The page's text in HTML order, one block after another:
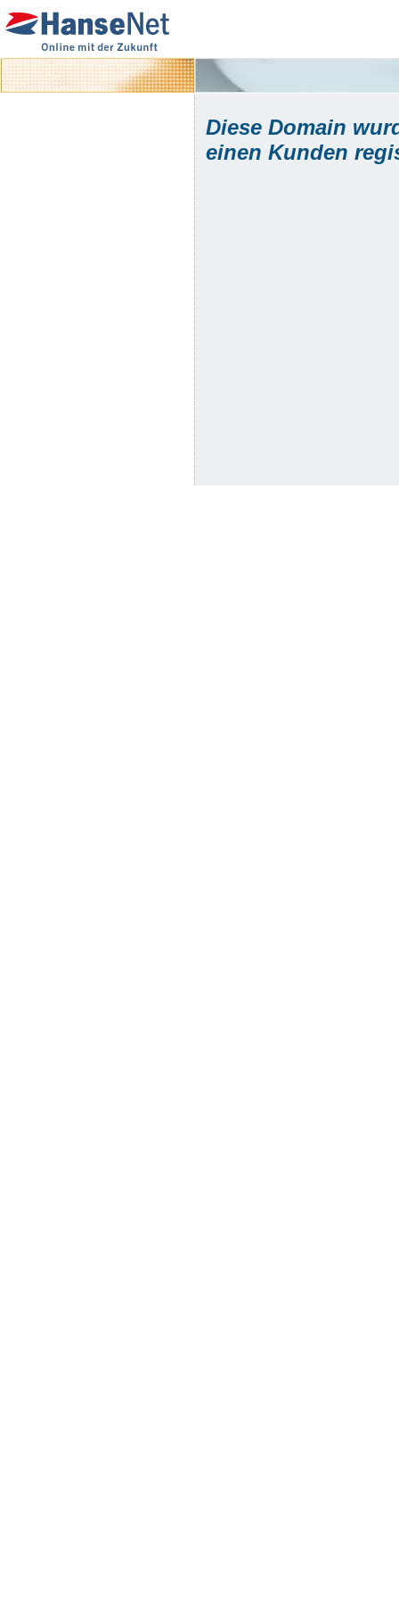
Diese Domain
einen Kunden